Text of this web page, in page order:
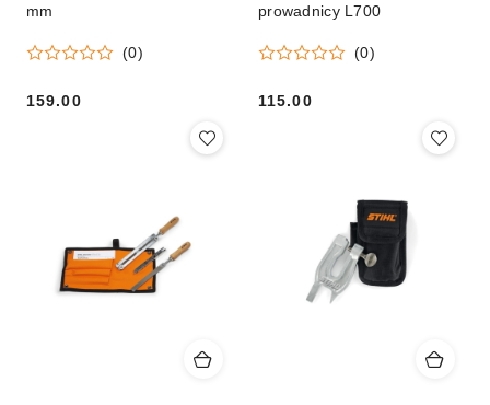
mm
(0)
159.00
prowadnicy L700
(0)
115.00